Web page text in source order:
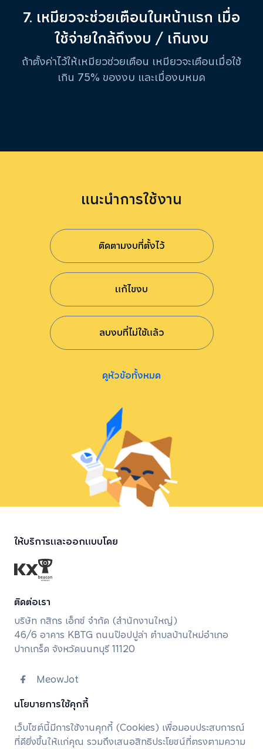
นโยบายการใช้คุกกี้
เว็บไซต์นี้มีการใช้งานคุกกี้ (Cookies) เพื่อมอบประสบการณ์
ที่ดียิ่งขึ้นให้แก่คุณ รวมถึงเสนอสิทธิประโยชน์ที่ตรงตามความ
7. เหมียวจะช่วยเตือนในหน้าแรก เมื่อ
ใช้จ่ายใกล้ถึงงบ / เกินงบ
ถ้าตั้งค่าไว้ให้เหมียวช่วยเตือน เหมียวจะเตือนเมื่อใช้
เกิน 75% ของงบ และเมื่องบหมด
แนะนำการใช้งาน
ติดตามงบที่ตั้งไว้
แก้ไขงบ
ลบงบที่ไม่ใช้แล้ว
ดูหัวข้อทั้งหมด
ให้บริการและออกแบบโดย
ติดต่อเรา
บริษัท กสิกร เอ็กซ์ จํากัด (สํานักงานใหญ่)
46/6 อาคาร KBTG ถนนป๊อปปูล่า ตำบลบ้านใหม่อำเภอ
ปากเกร็ด จังหวัดนนทบุรี 11120
MeowJot
meowjot.support@kbtg.tech
นโยบายการคุ้มครองข้อมูลส่วนบุคคล
นโยบายการใช้คุกกี้